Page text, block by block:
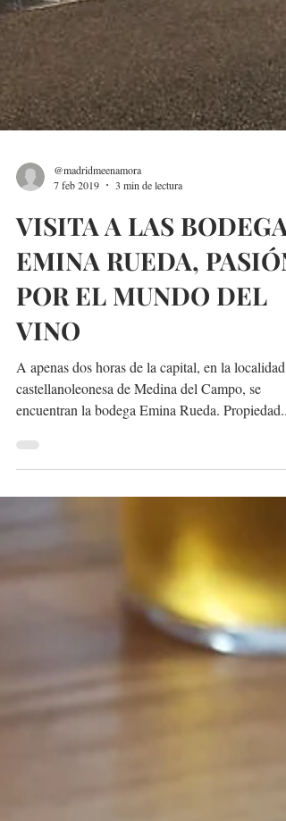
@madridmeenamora
VISITA A LAS BODEGA
EMINA RUEDA, PASIÓN
POR EL MUNDO DEL
VINO
A apenas dos horas de la capital, en la localidad
encuentran la bodega Emina Rueda. Propiedad...